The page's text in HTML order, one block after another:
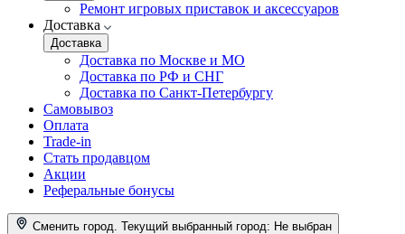
Ремонт игровых приставок и аксессуаров
Доставка
Доставка
Доставка по Москве и МО
Доставка по РФ и СНГ
Доставка по Санкт-Петербургу
Самовывоз
Оплата
Trade-in
Стать продавцом
Акции
Реферальные бонусы
Сменить город. Текущий выбранный город: Не выбран